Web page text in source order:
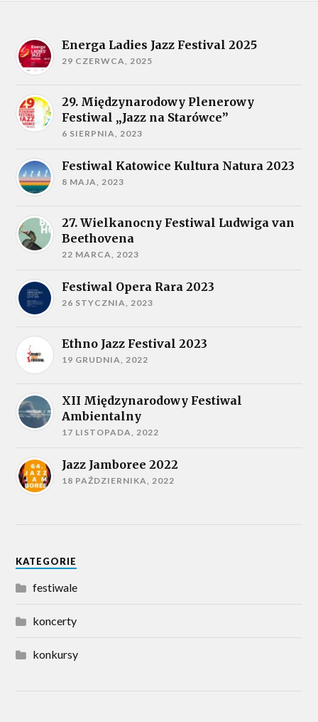
Energa Ladies Jazz Festival 2025
29 CZERWCA, 2025
29. Międzynarodowy Plenerowy
Festiwal „Jazz na Starówce”
6 SIERPNIA, 2023
Festiwal Katowice Kultura Natura 2023
8 MAJA, 2023
27. Wielkanocny Festiwal Ludwiga van
Beethovena
22 MARCA, 2023
Festiwal Opera Rara 2023
26 STYCZNIA, 2023
Ethno Jazz Festival 2023
19 GRUDNIA, 2022
XII Międzynarodowy Festiwal
Ambientalny
17 LISTOPADA, 2022
Jazz Jamboree 2022
18 PAŹDZIERNIKA, 2022
KATEGORIE
festiwale
koncerty
konkursy